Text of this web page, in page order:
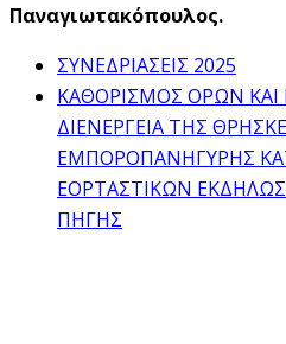
Παναγιωτακόπουλος.
ΣΥΝΕΔΡΙΑΣΕΙΣ 2025
ΚΑΘΟΡΙΣΜΟΣ ΟΡΩΝ
ΔΙΕΝΕΡΓΕΙΑ ΤΗΣ
ΕΜΠΟΡΟΠΑΝΗΓΥΡΗΣ
ΕΟΡΤΑΣΤΙΚΩΝ
ΠΗΓΗΣ